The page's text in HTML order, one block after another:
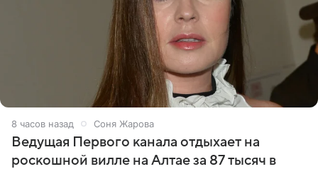
8 часов назад Соня Жарова
Ведущая Первого канала отдыхает на
роскошной вилле на Алтае за 87 тысяч в